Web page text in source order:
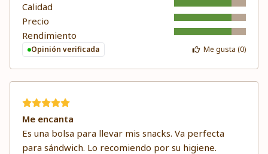
Calidad
Precio
Rendimiento
Opinión verificada Me gusta (0)
Me encanta
Es una bolsa para llevar mis snacks. Va perfecta
para sándwich. Lo recomiendo por su higiene.